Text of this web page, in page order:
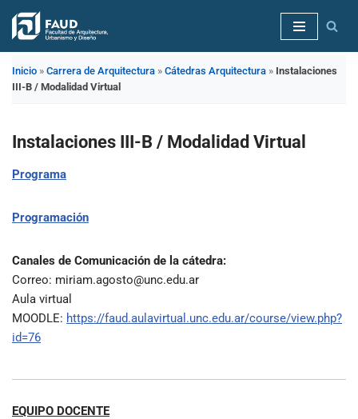
Saltar
contenido
Inicio » Carrera de Arquitectura » Cátedras Arquitectura » Instalaciones
III-B / Modalidad Virtual
Instalaciones III-B / Modalidad Virtual
Programa
Programación
Canales de Comunicación de la cátedra:
Correo: miriam.agosto@unc.edu.ar
Aula virtual
MOODLE: https://faud.aulavirtual.unc.edu.ar/course/view.php?
id=76
EQUIPO DOCENTE